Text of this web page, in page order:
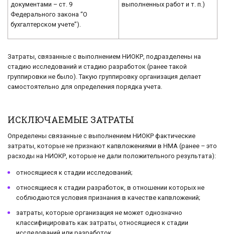
документами – ст. 9
Федерального закона “О
бухгалтерском учете”).
выполненных работ и т. п.)
Затраты, связанные с выполнением НИОКР, подразделены на
стадию исследований и стадию разработок (ранее такой
группировки не было). Такую группировку организация делает
самостоятельно для определения порядка учета.
ИСКЛЮЧАЕМЫЕ ЗАТРАТЫ
Определены связанные с выполнением НИОКР фактические
затраты, которые не признают капвложениями в НМА (ранее – это
расходы на НИОКР, которые не дали положительного результата):
относящиеся к стадии исследований;
относящиеся к стадии разработок, в отношении которых не
соблюдаются условия признания в качестве капвложений;
затраты, которые организация не может однозначно
классифицировать как затраты, относящиеся к стадии